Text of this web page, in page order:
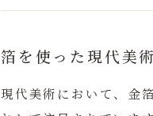
箔を使った現代美
現代美術において、金